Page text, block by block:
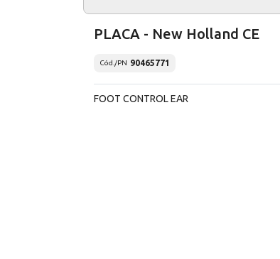
PLACA - New Holland CE
Cód./PN 90465771
FOOT CONTROL EAR